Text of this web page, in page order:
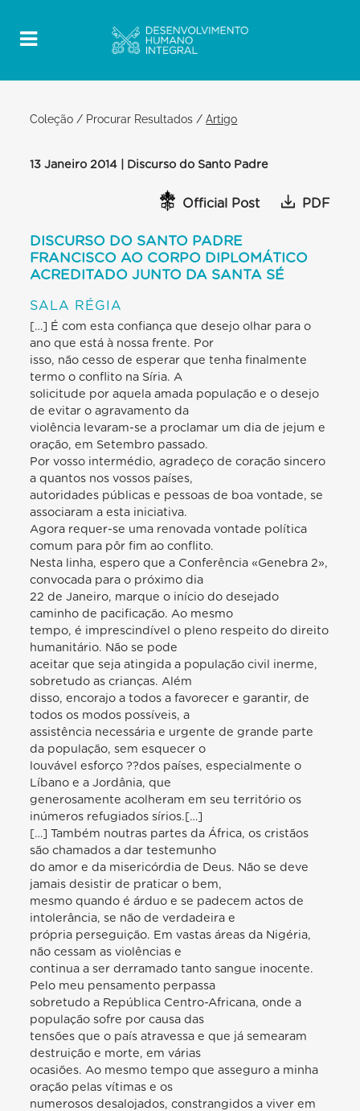
Coleção / Procurar Resultados /Artigo
13 Janeiro 2014 | Discurso do Santo Padre
Official Post PDF
DISCURSO DO SANTO PADRE
FRANCISCO AO CORPO DIPLOMÁTICO
ACREDITADO JUNTO DA SANTA SÉ
SALA RÉGIA
[…] É com esta confiança que desejo olhar para o
ano que está à nossa frente. Por
isso, não cesso de esperar que tenha finalmente
termo o conflito na Síria. A
solicitude por aquela amada população e o desejo
de evitar o agravamento da
violência levaram-se a proclamar um dia de jejum e
oração, em Setembro passado.
Por vosso intermédio, agradeço de coração sincero
a quantos nos vossos países,
autoridades públicas e pessoas de boa vontade, se
associaram a esta iniciativa.
Agora requer-se uma renovada vontade política
comum para pôr fim ao conflito.
Nesta linha, espero que a Conferência «Genebra 2»,
convocada para o próximo dia
22 de Janeiro, marque o início do desejado
caminho de pacificação. Ao mesmo
tempo, é imprescindível o pleno respeito do direito
humanitário. Não se pode
aceitar que seja atingida a população civil inerme,
sobretudo as crianças. Além
disso, encorajo a todos a favorecer e garantir, de
todos os modos possíveis, a
assistência necessária e urgente de grande parte
da população, sem esquecer o
louvável esforço ??dos países, especialmente o
Líbano e a Jordânia, que
generosamente acolheram em seu território os
inúmeros refugiados sírios.[…]
[…] Também noutras partes da África, os cristãos
são chamados a dar testemunho
do amor e da misericórdia de Deus. Não se deve
jamais desistir de praticar o bem,
mesmo quando é árduo e se padecem actos de
intolerância, se não de verdadeira e
própria perseguição. Em vastas áreas da Nigéria,
não cessam as violências e
continua a ser derramado tanto sangue inocente.
Pelo meu pensamento perpassa
sobretudo a República Centro-Africana, onde a
população sofre por causa das
tensões que o país atravessa e que já semearam
destruição e morte, em várias
ocasiões. Ao mesmo tempo que asseguro a minha
oração pelas vítimas e os
numerosos desalojados, constrangidos a viver em